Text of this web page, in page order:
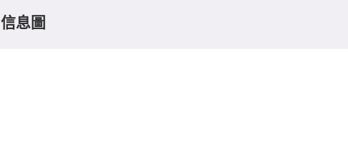
信息圖